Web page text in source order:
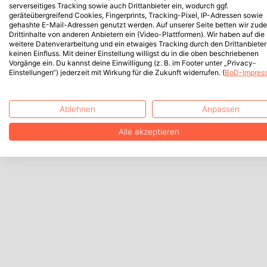
serverseitiges Tracking sowie auch Drittanbieter ein, wodurch ggf.
geräteübergreifend Cookies, Fingerprints, Tracking-Pixel, IP-Adressen sowie
gehashte E-Mail-Adressen genutzt werden. Auf unserer Seite betten wir
Drittinhalte von anderen Anbietern ein (Video-Plattformen). Wir haben auf die
weitere Datenverarbeitung und ein etwaiges Tracking durch den Drittanbieter
keinen Einfluss. Mit deiner Einstellung willigst du in die oben beschriebenen
Vorgänge ein. Du kannst deine Einwilligung (z. B. im Footer unter „Privacy-
Einstellungen“) jederzeit mit Wirkung für die Zukunft widerrufen. (BoD-
Ablehnen Anpassen
Alle akzeptieren